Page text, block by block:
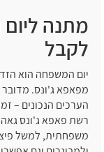
מתנה
לקבל
יום המשפחה הוא
מפאפא ג'ונס.
הערכים הנכונים –
רשת פאפא ג'ונס גאה
משפחתית, למשל